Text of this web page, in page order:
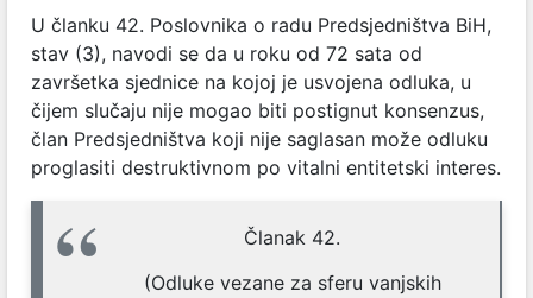
U članku 42. Poslovnika o radu Predsjedništva BiH,
stav (3), navodi se da u roku od 72 sata od
završetka sjednice na kojoj je usvojena odluka, u
čijem slučaju nije mogao biti postignut konsenzus,
član Predsjedništva koji nije saglasan može odluku
proglasiti destruktivnom po vitalni entitetski interes.
Članak 42.
(Odluke vezane za sferu vanjskih